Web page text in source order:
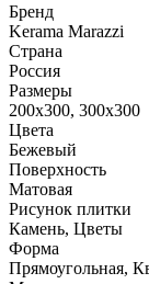
Бренд
Kerama Marazzi
Страна
Россия
Размеры
200x300, 300x300
Цвета
Бежевый
Поверхность
Матовая
Рисунок плитки
Камень, Цветы
Форма
Прямоугольная,